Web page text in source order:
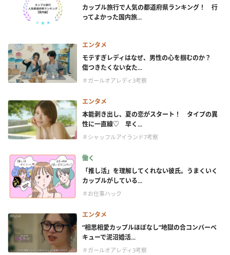
カップル旅行で人気の都道府県ランキング！ 行
ってよかった国内旅...
エンタメ
モテすぎレディはなぜ、男性の心を掴むのか？
傷つきたくない女た...
＃ガールオアレディ3考察
エンタメ
本能剥き出し、夏の恋がスタート！ タイプの異
性に一直線♡ 早く...
＃シャッフルアイランド7考察
働く
「推し活」を理解してくれない彼氏。うまくいく
カップルがしている...
＃お仕事ハック
エンタメ
“相思相愛カップルほぼなし”地獄の合コンバーベ
キューで泥沼婚活...
＃ガールオアレディ3考察